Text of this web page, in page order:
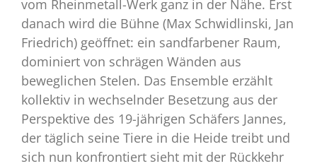
vom Rheinmetall-Werk ganz in der Nähe. Erst
danach wird die Bühne (Max Schwidlinski, Jan
Friedrich) geöffnet: ein sandfarbener Raum,
dominiert von schrägen Wänden aus
beweglichen Stelen. Das Ensemble erzählt
kollektiv in wechselnder Besetzung aus der
Perspektive des 19-jährigen Schäfers Jannes,
der täglich seine Tiere in die Heide treibt und
sich nun konfrontiert sieht mit der Rückkehr